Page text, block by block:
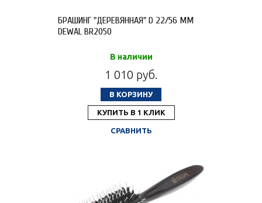
БРАШИНГ "ДЕРЕВЯННАЯ" D 22/56 ММ
DEWAL BR2050
В наличии
1 010 руб.
В КОРЗИНУ
КУПИТЬ В 1 КЛИК
СРАВНИТЬ